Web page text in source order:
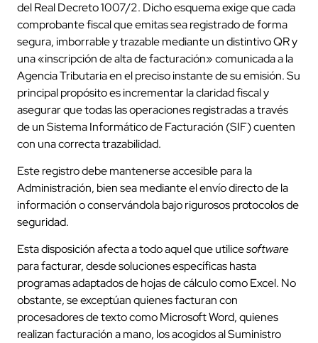
del Real Decreto 1007/2. Dicho esquema exige que cada
comprobante fiscal que emitas sea registrado de forma
segura, imborrable y trazable mediante un distintivo QR y
una «inscripción de alta de facturación» comunicada a la
Agencia Tributaria en el preciso instante de su emisión. Su
principal propósito es incrementar la claridad fiscal y
asegurar que todas las operaciones registradas a través
de un Sistema Informático de Facturación (SIF) cuenten
con una correcta trazabilidad.
Este registro debe mantenerse accesible para la
Administración, bien sea mediante el envío directo de la
información o conservándola bajo rigurosos protocolos de
seguridad.
Esta disposición afecta a todo aquel que utilicesoftware
para facturar, desde soluciones específicas hasta
programas adaptados de hojas de cálculo como Excel. No
obstante, se exceptúan quienes facturan con
procesadores de texto como Microsoft Word, quienes
realizan facturación a mano, los acogidos al Suministro